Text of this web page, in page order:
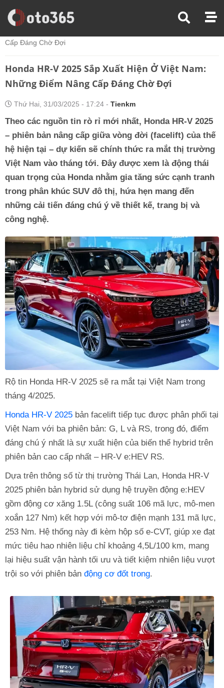
Trang Chủ
Tin Xe
Cấp Đáng Chờ Đợi
Honda HR-V 2025 Sắp Xuất Hiện Ở Việt Nam:
Những Điểm Nâng Cấp Đáng Chờ Đợi
Thứ Hai, 31/03/2025 - 17:24 - Tienkm
Theo các nguồn tin rò rỉ mới nhất, Honda HR-V 2025
– phiên bản nâng cấp giữa vòng đời (facelift) của thế
hệ hiện tại – dự kiến sẽ chính thức ra mắt thị trường
Việt Nam vào tháng tới. Đây được xem là động thái
quan trọng của Honda nhằm gia tăng sức cạnh tranh
trong phân khúc SUV đô thị, hứa hẹn mang đến
những cải tiến đáng chú ý về thiết kế, trang bị và
công nghệ.
Rộ tin Honda HR-V 2025 sẽ ra mắt tại Việt Nam trong
tháng 4/2025.
Honda HR-V 2025 bản facelift tiếp tục được phân phối tại
Việt Nam với ba phiên bản: G, L và RS, trong đó, điểm
đáng chú ý nhất là sự xuất hiện của biến thể hybrid trên
phiên bản cao cấp nhất – HR-V e:HEV RS.
Dựa trên thông số từ thị trường Thái Lan, Honda HR-V
2025 phiên bản hybrid sử dụng hệ truyền động e:HEV
gồm động cơ xăng 1.5L (công suất 106 mã lực, mô-men
xoắn 127 Nm) kết hợp với mô-tơ điện mạnh 131 mã lực,
253 Nm. Hệ thống này đi kèm hộp số e-CVT, giúp xe đạt
mức tiêu hao nhiên liệu chỉ khoảng 4,5L/100 km, mang
lại hiệu suất vận hành tối ưu và tiết kiệm nhiên liệu vượt
trội so với phiên bản động cơ đốt trong.